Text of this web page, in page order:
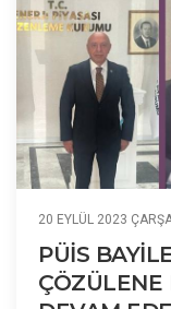
20 EYLÜL 2023
PÜİS
ÇÖZÜLENE